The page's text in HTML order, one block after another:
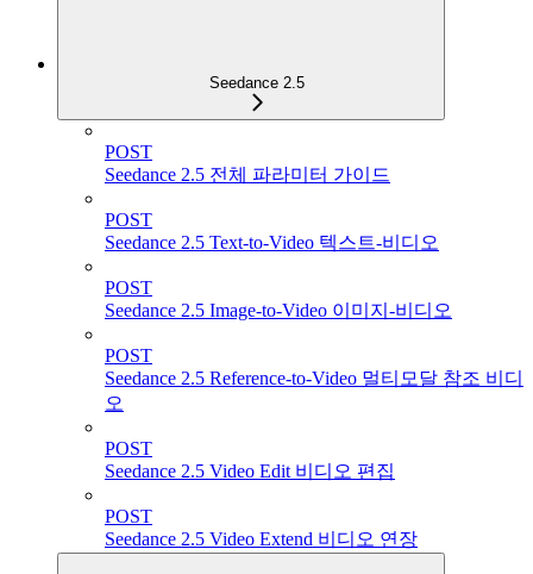
Seedance 2.5
POST
Seedance 2.5 전체 파라미터 가이드
POST
Seedance 2.5 Text-to-Video 텍스트-비디오
POST
Seedance 2.5 Image-to-Video 이미지-비디오
POST
Seedance 2.5 Reference-to-Video 멀티모달 참조 비디
오
POST
Seedance 2.5 Video Edit 비디오 편집
POST
Seedance 2.5 Video Extend 비디오 연장